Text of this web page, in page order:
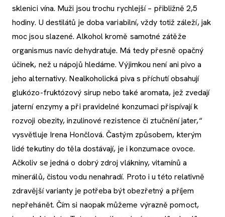
sklenici vína. Muži jsou trochu rychlejší – přibližně 2,5
hodiny. U destilátů je doba variabilní, vždy totiž záleží, jak
moc jsou slazené. Alkohol kromě samotné zátěže
organismus navíc dehydratuje. Má tedy přesně opačný
účinek, než u nápojů hledáme. Výjimkou není ani pivo a
jeho alternativy. Nealkoholická piva s příchutí obsahují
glukózo-fruktózový sirup nebo také aromata, jež zvedají
jaterní enzymy a při pravidelné konzumaci přispívají k
rozvoji obezity, inzulinové rezistence či ztučnění jater,“
vysvětluje Irena Hončlová. Častým způsobem, kterým
lidé tekutiny do těla dostávají, je i konzumace ovoce.
Ačkoliv se jedná o dobrý zdroj vlákniny, vitamínů a
minerálů, čistou vodu nenahradí. Proto i u této relativně
zdravější varianty je potřeba být obezřetný a příjem
nepřehánět. Čím si naopak můžeme výrazně pomoct,